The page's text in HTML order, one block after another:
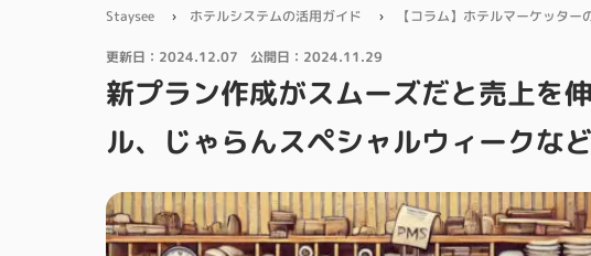
Staysee ホテルシステムの活用ガイド 【コラム】ホテルマーケッター
更新日： 2024.12.07 公開日： 2024.11.29
新プラン作成がスムーズだと売上を
ル、じゃらんスペシャルウィークな